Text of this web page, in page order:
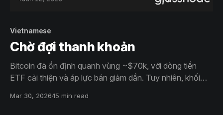
Vietnamese
Chờ đợi thanh khoản
Bitcoin đã ổn định quanh vùng ~$70k, với dòng tiền
ETF cải thiện và áp lực bán giảm dần. Tuy nhiên, khối
cho thấy cần có nhu cầu mạnh hơn để biến đây thành
Mar 30, 202615 min read